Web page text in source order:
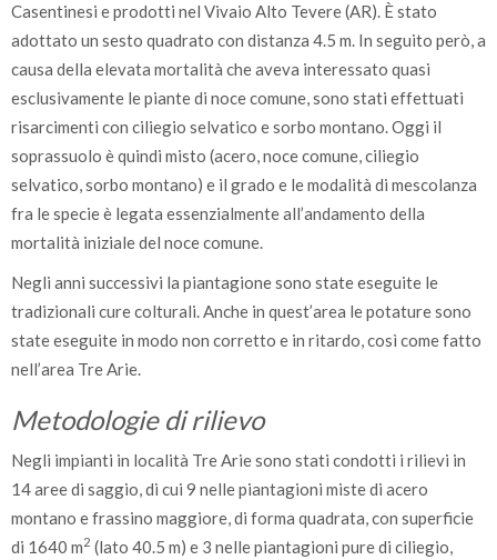
Casentinesi e prodotti nel Vivaio Alto Tevere (AR). È stato
adottato un sesto quadrato con distanza 4.5 m. In seguito però, a
causa della elevata mortalità che aveva interessato quasi
esclusivamente le piante di noce comune, sono stati effettuati
risarcimenti con ciliegio selvatico e sorbo montano. Oggi il
soprassuolo è quindi misto (acero, noce comune, ciliegio
selvatico, sorbo montano) e il grado e le modalità di mescolanza
fra le specie è legata essenzialmente all’andamento della
mortalità iniziale del noce comune.
Negli anni successivi la piantagione sono state eseguite le
tradizionali cure colturali. Anche in quest’area le potature sono
state eseguite in modo non corretto e in ritardo, così come fatto
nell’area Tre Arie.
Metodologie di rilievo
Negli impianti in località Tre Arie sono stati condotti i rilievi in
14 aree di saggio, di cui 9 nelle piantagioni miste di acero
montano e frassino maggiore, di forma quadrata, con superficie
di 1640 m2 (lato 40.5 m) e 3 nelle piantagioni pure di ciliegio,